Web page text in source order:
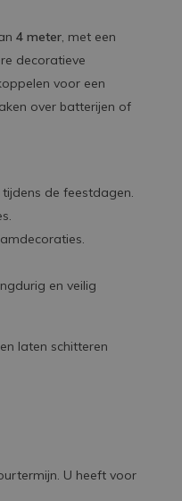
4 meter, met een
decoratieve
voor een
over batterijen of
de feestdagen.
en veilig
laten schitteren
U heeft voor